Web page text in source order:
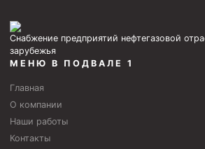
Снабжение предприятий нефтегазовой
зарубежья
МЕНЮ В ПОДВАЛЕ 1
Главная
О компании
Наши работы
Контакты